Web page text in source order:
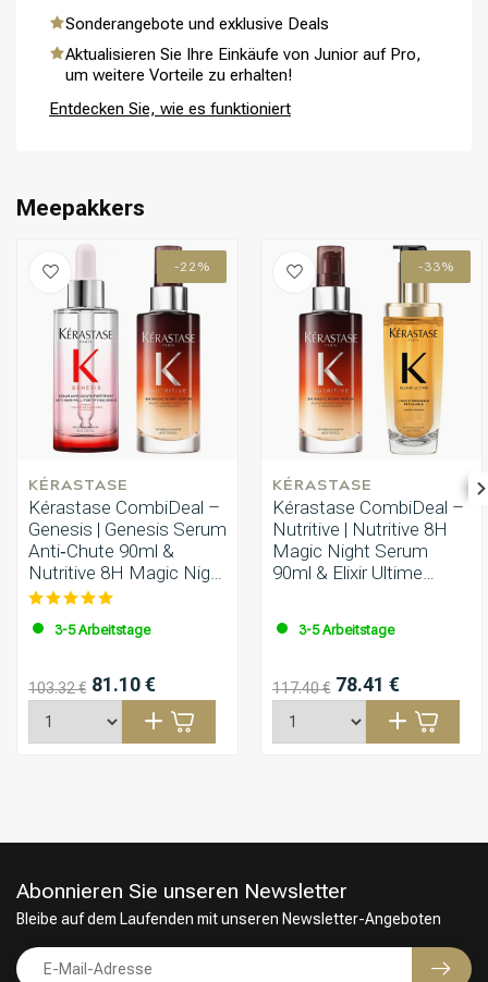
Shampoo zusammen, um das Haar intensiv zu pflegen.
praktisch?
Die kleineren Reisverpackungen sind ideal für Urlaub,
Geschäftsreisen oder zum Testen der Routine unterwegs. So
mitnehmen.
Sonderangebote und exklusive Deals
Aktualisieren Sie Ihre Einkäufe von Junior auf Pro,
um weitere Vorteile zu erhalten!
Entdecken Sie, wie es funktioniert
Meepakkers
-22%
KÉRASTASE
Kérastase CombiDeal –
Genesis | Genesis Serum
Anti‑Chute 90ml &
Nutritive 8H Magic Night
Serum 90ml
3-5 Arbeitstage
103.32 € 81.10 €
-33%
KÉRASTASE
Kérastase CombiDeal –
Nutritive | Nutritive 8H
Magic Night Serum
90ml & Elixir Ultime
3-5 Arbeitstage
117.40 € 78.41 €
Abonnieren Sie unseren Newsletter
Bleibe auf dem Laufenden mit unseren Newsletter-Angeboten